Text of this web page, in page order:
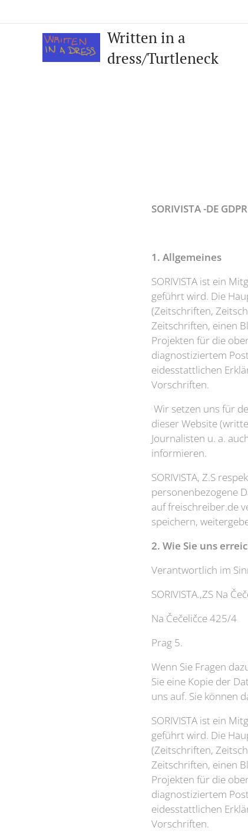
Written in a
dress/Turtleneck
SORIVISTA -DE GDPR
1. Allgemeines
SORIVISTA ist ein
geführt wird. Die
(Zeitschriften,
Zeitschriften, einen
Projekten für die
diagnostiziertem
eidesstattlichen
Vorschriften.
Wir setzen uns für
dieser Website
Journalisten u. a.
informieren.
SORIVISTA, Z.S
personenbezogene
auf freischreiber.de
speichern,
2. Wie Sie uns
Verantwortlich im
SORIVISTA.,ZS Na
Na Čečeličce 425/4
Prag 5.
Wenn Sie Fragen
Sie eine Kopie der
uns auf. Sie können
SORIVISTA ist ein
geführt wird. Die
(Zeitschriften,
Zeitschriften, einen
Projekten für die
diagnostiziertem
eidesstattlichen
Vorschriften.